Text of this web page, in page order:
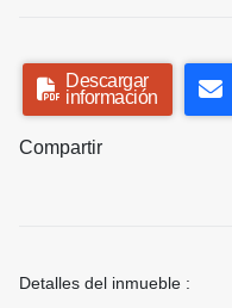
Descargar
información
Compartir
Detalles del inmueble :